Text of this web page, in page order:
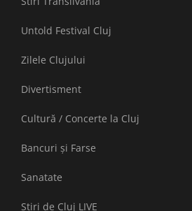
Untold Festival Cluj
Zilele Clujului
Divertisment
Cultură / Concerte la Cluj
Bancuri și Farse
Sanatate
Stiri de Cluj LIVE